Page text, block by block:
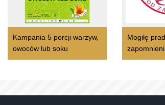
Kampania 5 porcji warzyw,
owoców lub soku
Mogiłę